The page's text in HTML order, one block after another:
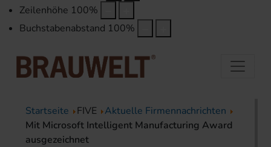
Zeilenhöhe 100%
Buchstabenabstand 100%
Startseite FIVE
Aktuelle Firmennachrichten
Mit Microsoft Intelligent Manufacturing Award
ausgezeichnet